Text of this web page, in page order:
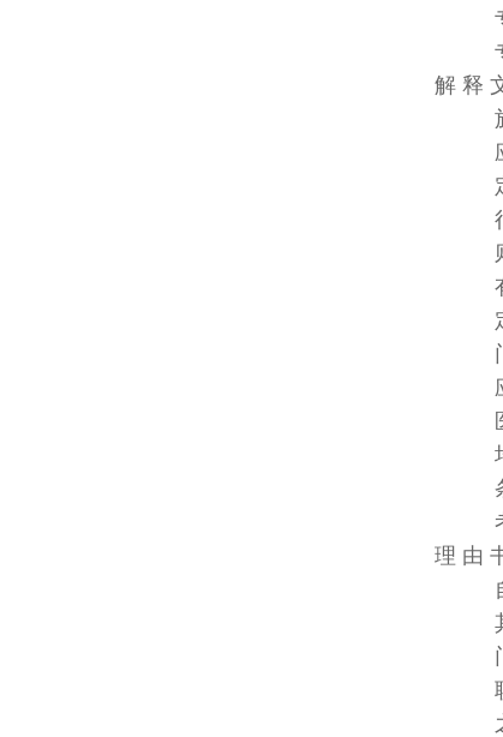
专门
专门
解 释
施行
应试
定最
行细
则第
有一
定最
门职
应试
医内
均不
条平
考试
理 由
自由
其内
门职
职业
之规